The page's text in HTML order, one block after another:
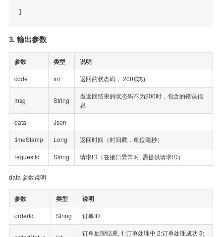
3. 输出参数
参数 类型 说明
code int 返回的状态码， 200成功
msg String
当返回结果的状态码不为200时，包含的错误信
息
data Json -
timeStamp Long 返回时间（时间戳，单位毫秒）
requestId String 请求ID（在接口异常时, 需提供请求ID）
data 参数说明
参数 类型 说明
orderId String 订单ID
订单处理结果, 1:订单处理中 2:订单处理成功 3: